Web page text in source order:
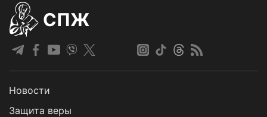
СПЖ
Новости
Защита веры